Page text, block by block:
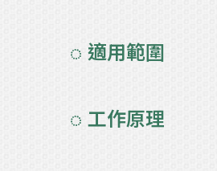
◌ 適用範圍
◌ 工作原理